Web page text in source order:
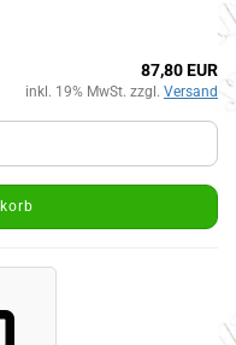
87,80 EUR
inkl. 19% MwSt. zzgl. Versand